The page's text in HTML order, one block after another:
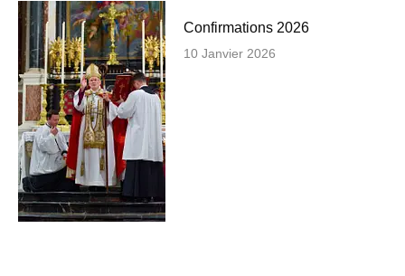
Confirmations 2026
10 Janvier 2026